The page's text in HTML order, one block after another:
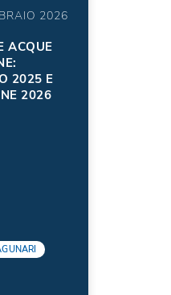
2026
ACQUE
2025 E
2026